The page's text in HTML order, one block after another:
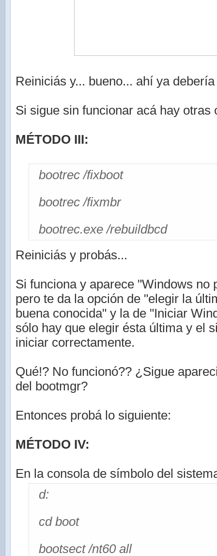
Reiniciás y... bueno... ahí ya
Si sigue sin funcionar acá hay otras
MÉTODO III:
bootrec /fixboot
bootrec /fixmbr
bootrec.exe /rebuildbcd
Reiniciás y probás...
Si funciona y aparece "Windows no
pero te da la opción de "elegir la
buena conocida" y la de "Iniciar
sólo hay que elegir ésta última y el
iniciar correctamente.
Qué!? No funcionó?? ¿Sigue
del bootmgr?
Entonces probá lo siguiente:
MÉTODO IV:
En la consola de símbolo del
d:
cd boot
bootsect /nt60 all